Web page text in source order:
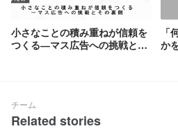
配置 / 教
に多岐に
す。そし
小さなことの積み重ねが信頼を
つくる―マス広告への挑戦とそ
「
か
チーム
Related stories